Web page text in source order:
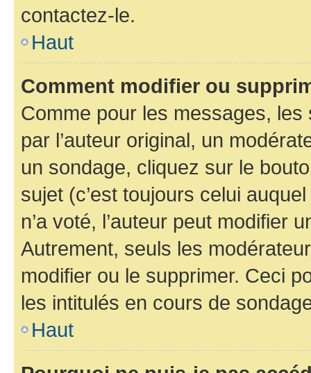
contactez-le.
Haut
Comment modifier ou
Comme pour les messages,
par l’auteur original, un
un sondage, cliquez sur le
sujet (c’est toujours celui
n’a voté, l’auteur peut modifier
Autrement, seuls les
modifier ou le supprimer. Ceci
les intitulés en cours de
Haut